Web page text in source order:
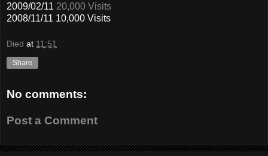
2009/02/11 20,000 Visits
2008/11/11 10,000 Visits
Died at 11:51
Share
No comments:
Post a Comment